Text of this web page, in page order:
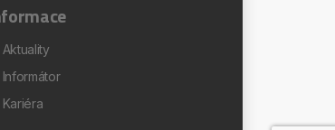
Aktuality
Informátor
Kariéra